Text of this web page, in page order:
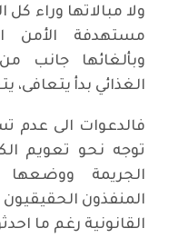
ولا مبالاتها وراء كل
مستهدفة الأمن
وبألغائها جانب
الغذائي بدأ
فالدعوات الى عدم
توجه نحو تعويم
الجريمة
المنفذون
القانونية رغم ما